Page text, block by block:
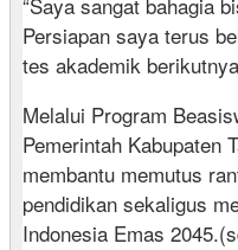
Persiapan saya terus
tes akademik
Melalui Program
Pemerintah Kabupaten
membantu memutus
pendidikan sekaligus
Indonesia Emas